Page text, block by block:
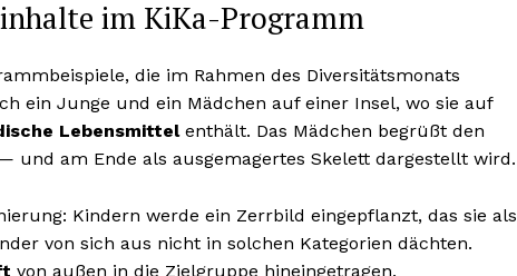
im KiKa-Programm
die im Rahmen des Diversitätsmonats
ein Junge und ein Mädchen auf einer Insel, wo sie auf
Lebensmittelenthält. Das Mädchen begrüßt den
und am Ende als ausgemagertes Skelett dargestellt wird.
Kindern werde ein Zerrbild eingepflanzt, das sie als
von sich aus nicht in solchen Kategorien dächten.
von außen in die Zielgruppe hineingetragen.